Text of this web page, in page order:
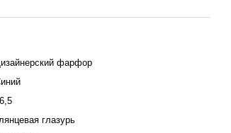
фарфор
глазурь